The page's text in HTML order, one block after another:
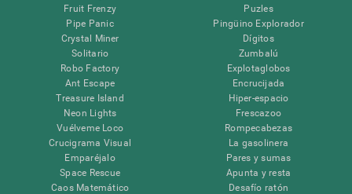
Fruit Frenzy
Pipe Panic
Crystal Miner
Solitario
Robo Factory
Ant Escape
Treasure Island
Neon Lights
Vuélveme Loco
Crucigrama Visual
Emparéjalo
Space Rescue
Caos Matemático
Puzles
Pingüino Explorador
Dígitos
Zumbalú
Explotaglobos
Encrucijada
Hiper-espacio
Frescazoo
Rompecabezas
La gasolinera
Pares y sumas
Apunta y resta
Desafío ratón